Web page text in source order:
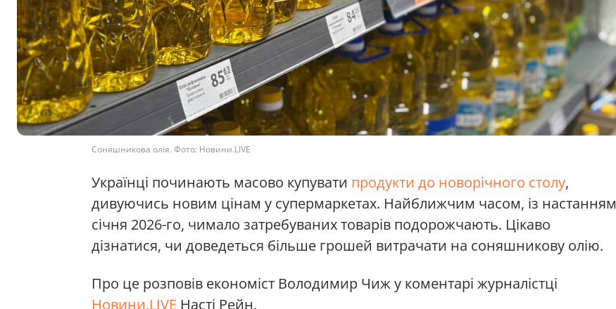
Соняшникова олія. Фото: Новини.LIVE
Українці починають масово купувати продукти до новорічного столу,
дивуючись новим цінам у супермаркетах. Найближчим часом, із настанням
січня 2026-го, чимало затребуваних товарів подорожчають. Цікаво
дізнатися, чи доведеться більше грошей витрачати на соняшникову олію.
Про це розповів економіст Володимир Чиж у коментарі журналістці
Новини.LIVE Насті Рейн.